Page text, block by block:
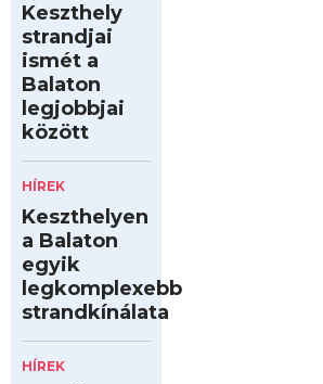
Keszthely
strandjai
ismét a
Balaton
legjobbjai
között
HÍREK
Keszthelyen
a Balaton
egyik
legkomplexebb
strandkínálata
HÍREK